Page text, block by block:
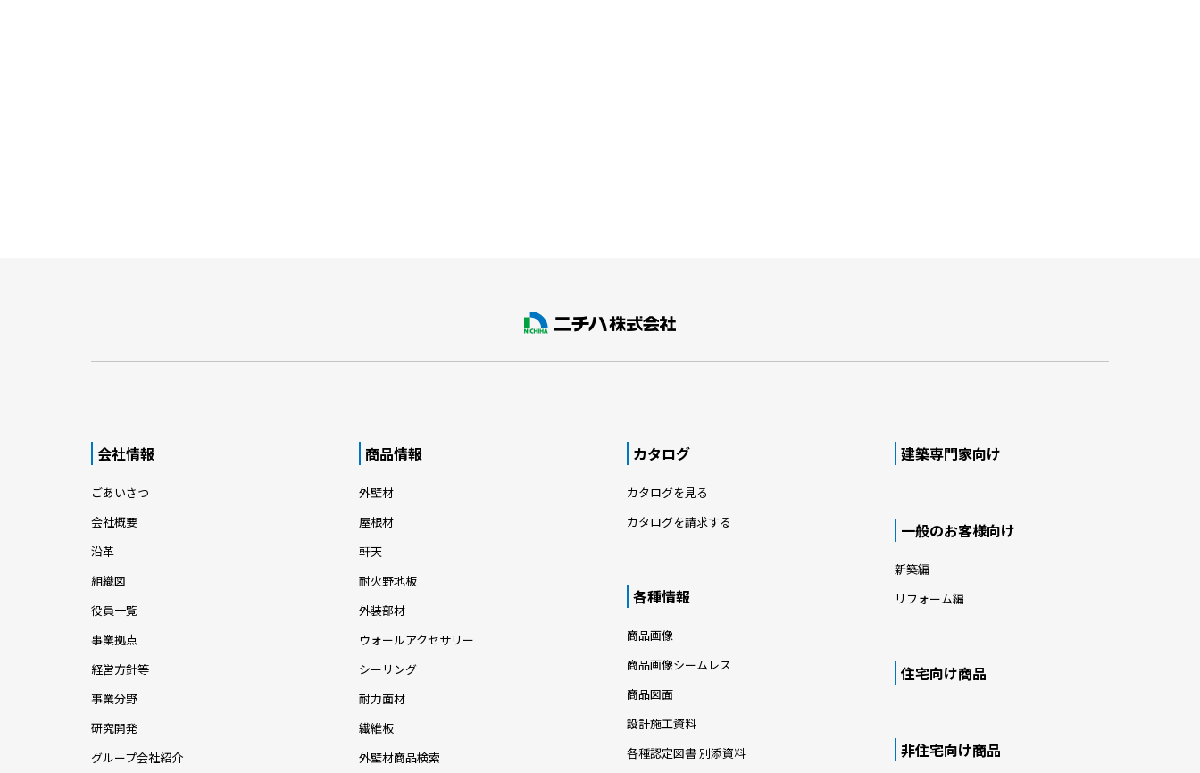
会社情報
ごあいさつ
会社概要
沿革
組織図
役員一覧
事業拠点
経営方針等
事業分野
研究開発
グループ会社紹介
商品情報
外壁材
屋根材
軒天
耐火野地板
外装部材
ウォールアクセサリー
シーリング
耐力面材
繊維板
外壁材商品検索
カタログ
カタログを見る
カタログを請求する
各種情報
商品画像
商品画像シームレス
商品図面
設計施工資料
各種認定図書 別添資料
建築専門家向け
一般のお客様向け
新築編
リフォーム編
住宅向け商品
非住宅向け商品